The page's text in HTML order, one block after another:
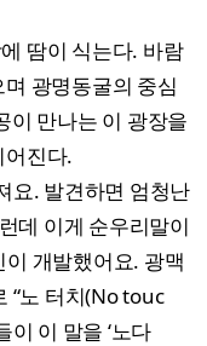
땀이 식는다. 바람
광명동굴의 중심
이 만나는 이 광장을
어진다.
요. 발견하면 엄청난
데 이게 순우리말이
개발했어요. 광맥
“노 터치(No touc
이 말을 ‘노다